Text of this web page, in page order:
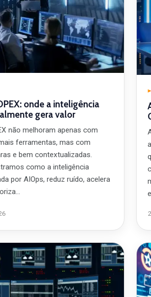
onde a inteligência
gera valor
não melhoram apenas com
ferramentas, mas com
e bem contextualizadas.
como a inteligência
por AIOps, reduz ruído, acelera